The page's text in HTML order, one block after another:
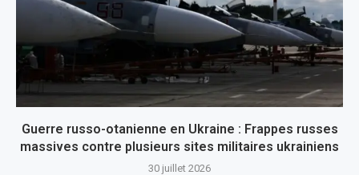
Guerre russo-otanienne en Ukraine : Frappes russes
massives contre plusieurs sites militaires ukrainiens
30 juillet 2026